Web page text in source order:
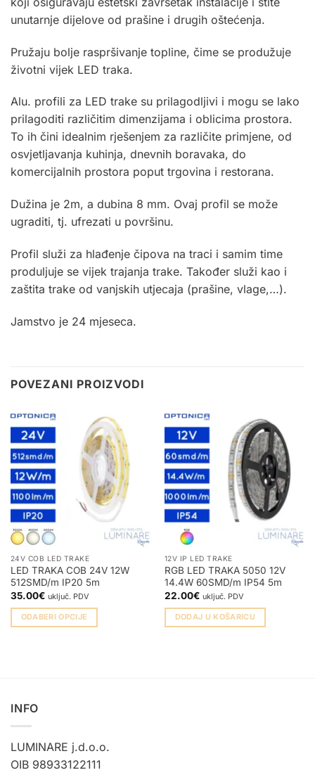
unutarnje dijelove od prašine i drugih oštećenja.
Pružaju bolje raspršivanje topline, čime se produžuje
životni vijek LED traka.
Alu. profili za LED trake su prilagodljivi i mogu se lako
prilagoditi različitim dimenzijama i oblicima prostora.
To ih čini idealnim rješenjem za različite primjene, od
osvjetljavanja kuhinja, dnevnih boravaka, do
komercijalnih prostora poput trgovina i restorana.
Dužina je 2m, a dubina 8 mm. Ovaj profil se može
ugraditi, tj. ufrezati u površinu.
Profil služi za hlađenje čipova na traci i samim time
produljuje se vijek trajanja trake. Također služi kao i
zaštita trake od vanjskih utjecaja (prašine, vlage,…).
Jamstvo je 24 mjeseca.
POVEZANI PROIZVODI
24V COB LED TRAKE
LED TRAKA COB 24V 12W
512SMD/m IP20 5m
35.00€ uključ. PDV
ODABERI OPCIJE
Opcije
odabrati
na
12V IP LED TRAKE
RGB LED TRAKA 5050 12V
14.4W 60SMD/m IP54 5m
22.00€ uključ. PDV
DODAJ U KOŠARICU
INFO
LUMINARE j.d.o.o.
OIB 98933122111